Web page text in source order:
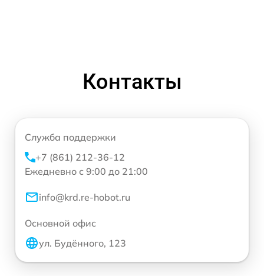
Контакты
Служба поддержки
+7 (861) 212-36-12
Ежедневно с 9:00 до 21:00
info@krd.re-hobot.ru
Основной офис
ул. Будённого, 123